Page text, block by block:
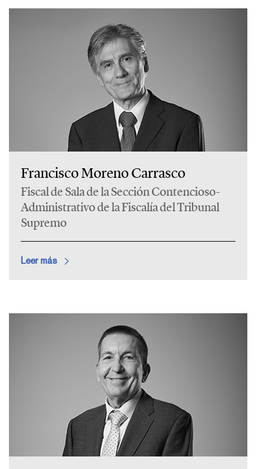
Francisco Moreno Carrasco
Fiscal de Sala de la Sección Contencioso-
Administrativo de la Fiscalía del Tribunal
Supremo
Leer más